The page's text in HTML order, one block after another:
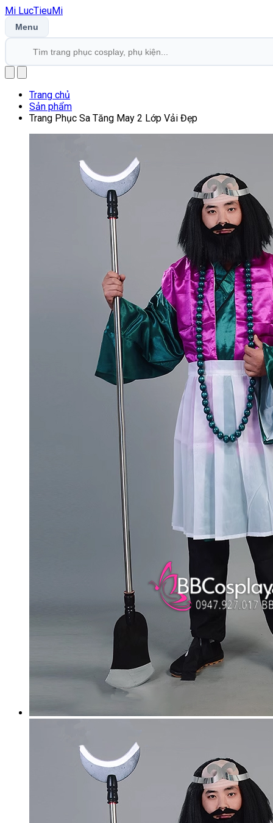
Mi LucTieuMi
Menu
Trang chủ
Sản phẩm
Trang Phục Sa Tăng May 2 Lớp Vải Đẹp